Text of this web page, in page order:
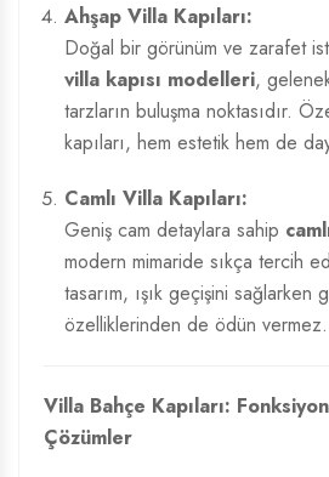
Ahşap Villa Kapıları:
Doğal bir görünüm ve zarafet
villa kapısı modelleri,
tarzların buluşma noktasıdır.
kapıları, hem estetik hem de
Camlı Villa Kapıları:
Geniş cam detaylara sahip
modern mimaride sıkça tercih
tasarım, ışık geçişini sağlarken
özelliklerinden de ödün vermez.
Villa Bahçe Kapıları:
Çözümler